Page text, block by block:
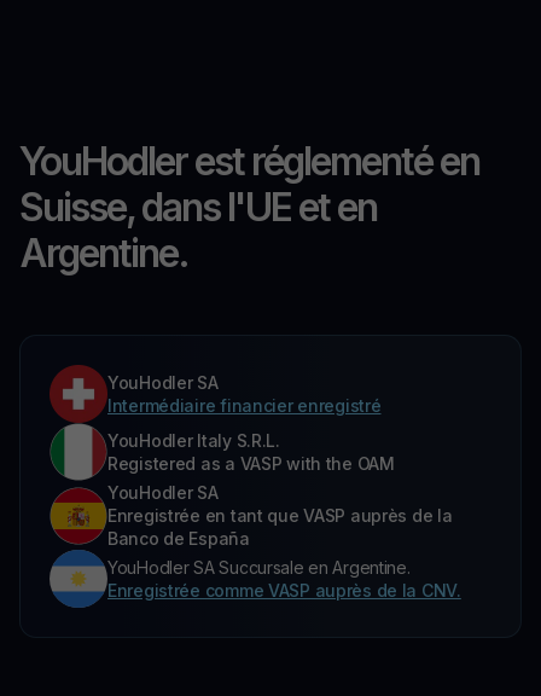
YouHodler est réglementé en
Suisse, dans l'UE et en
Argentine.
YouHodler SA
Intermédiaire financier enregistré
YouHodler Italy S.R.L.
Registered as a VASP with the OAM
YouHodler SA
Enregistrée en tant que VASP auprès de la
Banco de España
YouHodler SA Succursale en Argentine.
Enregistrée comme VASP auprès de la CNV.